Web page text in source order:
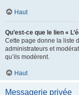
Haut
Qu’est-ce que le lien «
Cette page donne la liste
administrateurs et
qu’ils modèrent.
Haut
Messagerie privée